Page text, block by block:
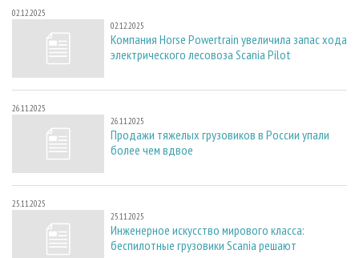
02.12.2025
02.12.2025
Компания Horse Powertrain увеличила запас хода
электрического лесовоза Scania Pilot
26.11.2025
26.11.2025
Продажи тяжелых грузовиков в России упали
более чем вдвое
25.11.2025
25.11.2025
Инженерное искусство мирового класса:
беспилотные грузовики Scania решают